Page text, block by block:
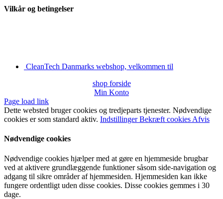
Vilkår og betingelser
CleanTech Danmarks webshop, velkommen til
shop forside
Min Konto
Page load link
Dette websted bruger cookies og tredjeparts tjenester. Nødvendige
cookies er som standard aktiv. IndstillingerBekræft cookies Afvis
Nødvendige cookies
Nødvendige cookies hjælper med at gøre en hjemmeside brugbar
ved at aktivere grundlæggende funktioner såsom side-navigation og
adgang til sikre områder af hjemmesiden. Hjemmesiden kan ikke
fungere ordentligt uden disse cookies. Disse cookies gemmes i 30
dage.